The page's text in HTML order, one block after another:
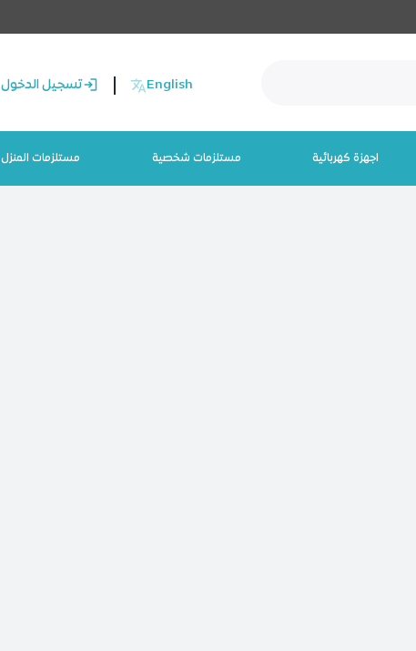
English تسجيل الدخول
اجهزة كهربائية مستلزمات شخصية مستلزمات المنزل